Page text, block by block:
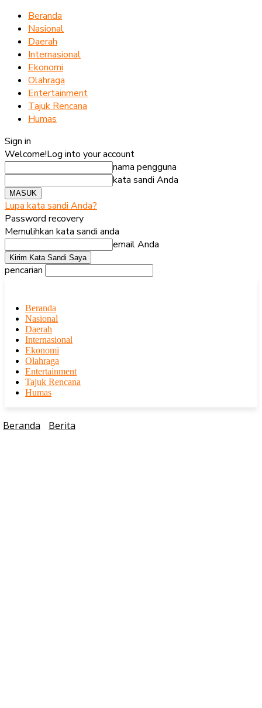
Beranda
Nasional
Daerah
Internasional
Ekonomi
Olahraga
Entertainment
Tajuk Rencana
Humas
Sign in
Welcome!Log into your account
nama pengguna
kata sandi Anda
Lupa kata sandi Anda?
Password recovery
Memulihkan kata sandi anda
email Anda
pencarian
Beranda
Nasional
Daerah
Internasional
Ekonomi
Olahraga
Entertainment
Tajuk Rencana
Humas
Beranda Berita